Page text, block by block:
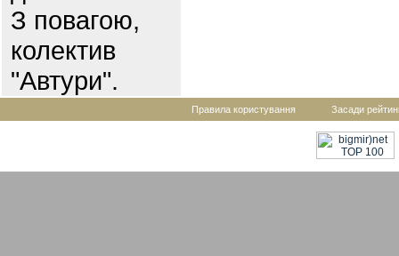
З повагою,
колектив
"Автури".
Правила користування Засади